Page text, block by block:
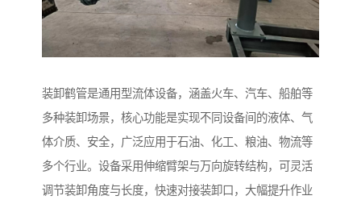
装卸鹤管是通用型流体设备，涵盖火车、汽车、船舶等
多种装卸场景，核心功能是实现不同设备间的液体、气
体介质、安全，广泛应用于石油、化工、粮油、物流等
多个行业。设备采用伸缩臂架与万向旋转结构，可灵活
调节装卸角度与长度，快速对接装卸口，大幅提升作业